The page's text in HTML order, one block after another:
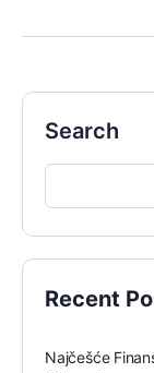
Search
Recent
Najčešće